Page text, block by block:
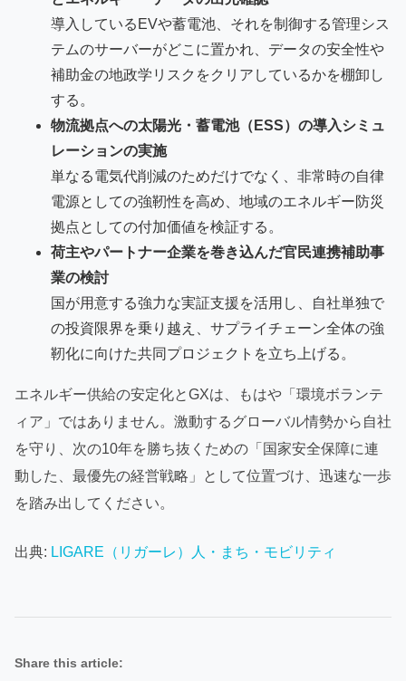
導入しているEVや蓄電池、それを制御する管理シス
テムのサーバーがどこに置かれ、データの安全性や
補助金の地政学リスクをクリアしているかを棚卸し
する。
物流拠点への太陽光・蓄電池（ESS）の導入シミュ
レーションの実施
単なる電気代削減のためだけでなく、非常時の自律
電源としての強靭性を高め、地域のエネルギー防災
拠点としての付加価値を検証する。
荷主やパートナー企業を巻き込んだ官民連携補助事
業の検討
国が用意する強力な実証支援を活用し、自社単独で
の投資限界を乗り越え、サプライチェーン全体の強
靭化に向けた共同プロジェクトを立ち上げる。
エネルギー供給の安定化とGXは、もはや「環境ボランテ
ィア」ではありません。激動するグローバル情勢から自社
を守り、次の10年を勝ち抜くための「国家安全保障に連
動した、最優先の経営戦略」として位置づけ、迅速な一歩
を踏み出してください。
出典: LIGARE（リガーレ）人・まち・モビリティ
Share this article: